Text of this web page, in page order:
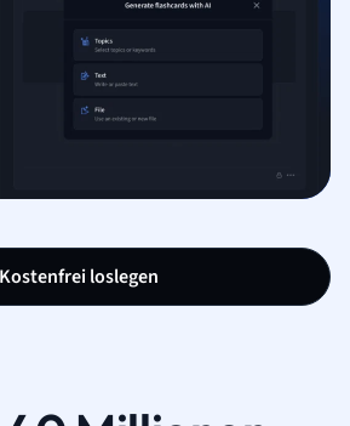
Kostenfrei loslegen